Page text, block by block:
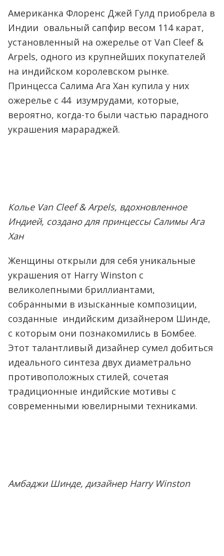
Американка Флоренс Джей Гулд приобрела в
Индии овальный сапфир весом 114 карат,
установленный на ожерелье от Van Cleef &
Arpels, одного из крупнейших покупателей
на индийском королевском рынке.
Принцесса Салима Ага Хан купила у них
ожерелье с 44 изумрудами, которые,
вероятно, когда-то были частью парадного
украшения марараджей.
Колье Van Cleef & Arpels, вдохновленное
Индией, создано для принцессы Салимы Ага
Хан
Женщины открыли для себя уникальные
украшения от Harry Winston с
великолепными бриллиантами,
собранными в изысканные композиции,
созданные индийским дизайнером Шинде,
с которым они познакомились в Бомбее.
Этот талантливый дизайнер сумел добиться
идеального синтеза двух диаметрально
противоположных стилей, сочетая
традиционные индийские мотивы с
современными ювелирными техниками.
Амбаджи Шинде, дизайнер Harry Winston